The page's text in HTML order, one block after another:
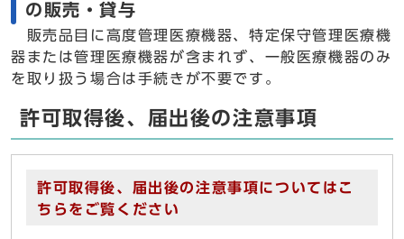
の販売・貸与
販売品目に高度管理医療機器、特定保守管理医療機
器または管理医療機器が含まれず、一般医療機器のみ
を取り扱う場合は手続きが不要です。
許可取得後、届出後の注意事項
許可取得後、届出後の注意事項についてはこ
ちらをご覧ください